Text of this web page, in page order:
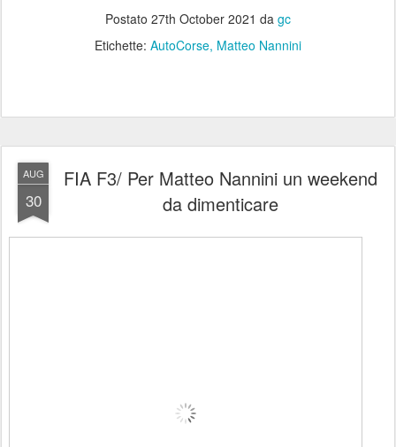
Postato 27th October 2021 da gc
Etichette: AutoCorse Matteo Nannini
AUG
30
FIA F3/ Per Matteo Nannini un weekend
da dimenticare